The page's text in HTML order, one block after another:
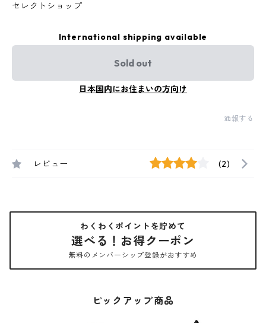
セレクトショップ
International shipping available
Sold out
日本国内にお住まいの方向け
通報する
レビュー (2)
わくわくポイントを貯めて
選べる！お得クーポン
無料のメンバーシップ登録がおすすめ
ピックアップ商品